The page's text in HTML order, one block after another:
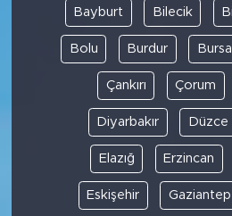
Bayburt Bilecik
Bolu Burdur Bursa
Çankırı Çorum
Diyarbakır Düzce
Elazığ Erzincan
Eskişehir Gaziantep